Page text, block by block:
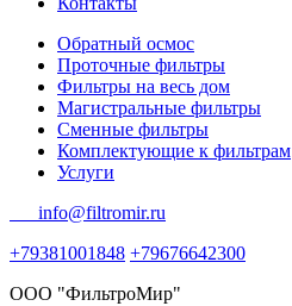
Обратный осмос
Проточные фильтры
Фильтры на весь дом
Магистральные фильтры
Сменные фильтры
Комплектующие к фильтрам
Услуги
info@filtromir.ru
+79381001848 +79676642300
ООО "ФильтроМир"